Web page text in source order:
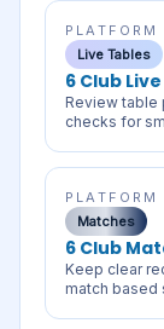
PLATFORM
Live Tables
6 Club
Review table
checks for
PLATFORM
Matches
6 Club
Keep clear
match based